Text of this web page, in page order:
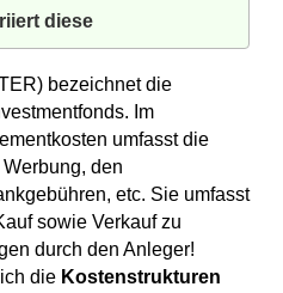
diese
bezeichnet die
Im
umfasst die
den
etc. Sie umfasst
sowie Verkauf zu
durch den Anleger!
die Kostenstrukturen